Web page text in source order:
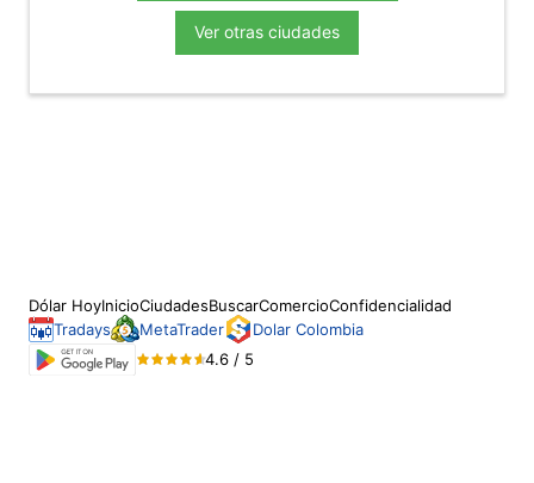
Ver otras ciudades
Dólar HoyInicioCiudadesBuscarComercioConfidencialidad
Tradays
MetaTrader
Dolar Colombia
4.6 / 5